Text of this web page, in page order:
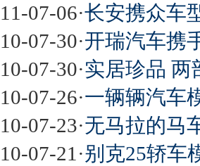
11-07-06·长安携众车
10-07-30·开瑞汽车携
10-07-30·实居珍品 两
10-07-26·一辆辆汽车
10-07-23·无马拉的马
10-07-21 ·别克25轿车